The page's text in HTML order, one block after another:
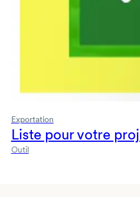
Exportation
Liste pour votre
Outil